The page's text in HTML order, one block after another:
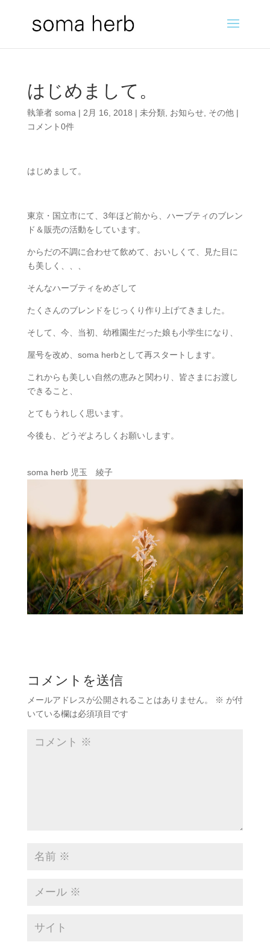
はじめまして。
執筆者 soma | 2月 16, 2018 | 未分類, お知らせ, その他|
コメント0件
はじめまして。
東京・国立市にて、3年ほど前から、ハーブティのブレン
ド＆販売の活動をしています。
​からだの不調に合わせて飲めて、おいしくて、見た目に
も美しく、、、
そんなハーブティをめざして
​たくさんのブレンドをじっくり作り上げてきました。
​そして、今、当初、幼稚園生だった娘も小学生になり、
屋号を改め、soma herbとして再スタートします。
​これからも美しい自然の恵みと関わり、皆さまにお渡し
できること、
とてもうれしく思います。
今後も、どうぞよろしくお願いします。
soma herb 児玉 綾子
コメントを送信
メールアドレスが公開されることはありません。 ※ が付
いている欄は必須項目です